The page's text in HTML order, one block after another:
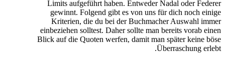
Limits aufgeführt haben. Entweder Nadal oder Federer
gewinnt. Folgend gibt es von uns für dich noch einige
Kriterien, die du bei der Buchmacher Auswahl immer
einbeziehen solltest. Daher sollte man bereits vorab einen
Blick auf die Quoten werfen, damit man später keine böse
Überraschung erlebt.